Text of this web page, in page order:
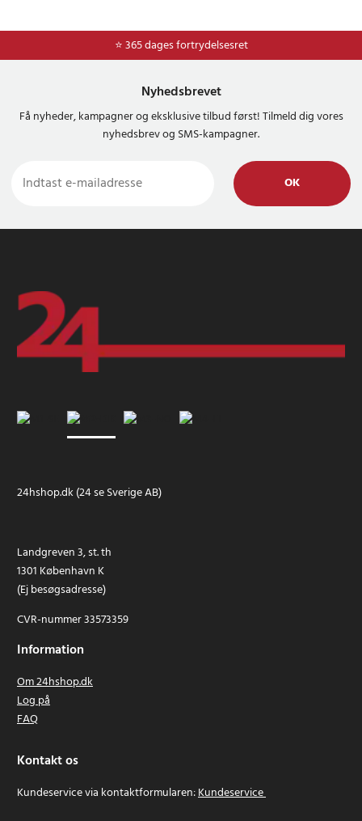
⭐ 365 dages fortrydelsesret
⭐ Nem og sikker betaling med mobilepay og dankort
Nyhedsbrevet
Få nyheder, kampagner og eksklusive tilbud først! Tilmeld dig vores
nyhedsbrev og SMS-kampagner.
OK
24hshop.dk (24 se Sverige AB)
Landgreven 3, st. th
1301 København K
(Ej besøgsadresse)
CVR-nummer 33573359
Information
Om 24hshop.dk
Log på
FAQ
Kontakt os
Kundeservice via kontaktformularen:Kundeservice